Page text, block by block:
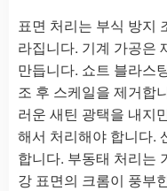
표면 처리는 부식 방지
라집니다. 기계 가공은
만듭니다. 쇼트 블라스
조 후 스케일을 제거합
러운 새틴 광택을 내지
해서 처리해야 합니다.
합니다. 부동태 처리는
강 표면의 크롬이 풍부